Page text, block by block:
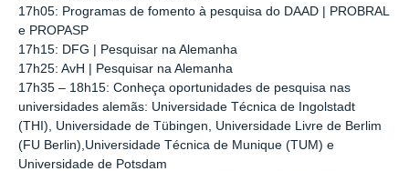
17h05: Programas de fomento à pesquisa do DAAD | PROBRAL
e PROPASP
17h15: DFG | Pesquisar na Alemanha
17h25: AvH | Pesquisar na Alemanha
17h35 – 18h15: Conheça oportunidades de pesquisa nas
universidades alemãs: Universidade Técnica de Ingolstadt
(THI), Universidade de Tübingen, Universidade Livre de Berlim
(FU Berlin),Universidade Técnica de Munique (TUM) e
Universidade de Potsdam